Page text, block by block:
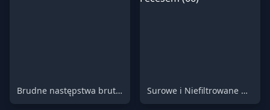
Brudne następstwa brutalnego krycia Surowe i Niefiltrowane Hardcorowe Spotkanie z Fecesem (66)